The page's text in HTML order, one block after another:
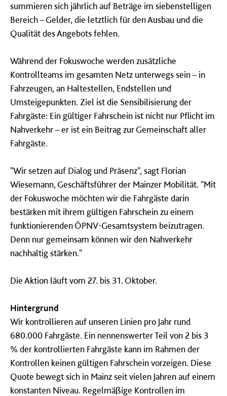
summieren sich jährlich auf Beträge im siebenstelligen
Bereich – Gelder, die letztlich für den Ausbau und die
Qualität des Angebots fehlen.
Während der Fokuswoche werden zusätzliche
Kontrollteams im gesamten Netz unterwegs sein – in
Fahrzeugen, an Haltestellen, Endstellen und
Umsteigepunkten. Ziel ist die Sensibilisierung der
Fahrgäste: Ein gültiger Fahrschein ist nicht nur Pflicht im
Nahverkehr – er ist ein Beitrag zur Gemeinschaft aller
Fahrgäste.
"Wir setzen auf Dialog und Präsenz", sagt Florian
Wiesemann, Geschäftsführer der Mainzer Mobilität. "Mit
der Fokuswoche möchten wir die Fahrgäste darin
bestärken mit ihrem gültigen Fahrschein zu einem
funktionierenden ÖPNV-Gesamtsystem beizutragen.
Denn nur gemeinsam können wir den Nahverkehr
nachhaltig stärken."
Die Aktion läuft vom 27. bis 31. Oktober.
Hintergrund
Wir kontrollieren auf unseren Linien pro Jahr rund
680.000 Fahrgäste. Ein nennenswerter Teil von 2 bis 3
% der kontrollierten Fahrgäste kann im Rahmen der
Kontrollen keinen gültigen Fahrschein vorzeigen. Diese
Quote bewegt sich in Mainz seit vielen Jahren auf einem
konstanten Niveau. Regelmäßige Kontrollen im